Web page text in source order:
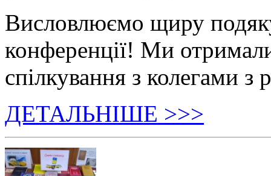
Висловлюємо щиру
конференції! Ми
спілкування з колегами з
ДЕТАЛЬНІШЕ >>>